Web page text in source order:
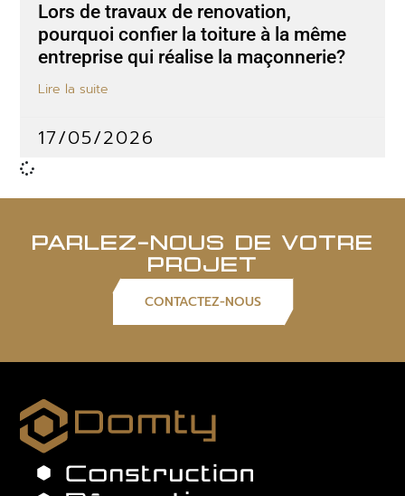
Lors de travaux de renovation,
pourquoi confier la toiture à la même
entreprise qui réalise la maçonnerie?
Lire la suite
17/05/2026
PARLEZ-NOUS DE VOTRE
PROJET
CONTACTEZ-NOUS